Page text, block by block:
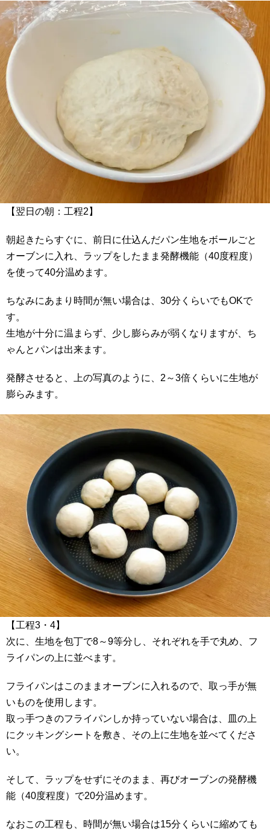
【翌日の朝：工程2】
朝起きたらすぐに、前日に仕込んだパン生地をボールごと
オーブンに入れ、ラップをしたまま発酵機能（40度程度）
を使って40分温めます。
ちなみにあまり時間が無い場合は、30分くらいでもOKで
す。
生地が十分に温まらず、少し膨らみが弱くなりますが、ち
ゃんとパンは出来ます。
発酵させると、上の写真のように、2～3倍くらいに生地が
膨らみます。
【工程3・4】
次に、生地を包丁で8～9等分し、それぞれを手で丸め、フ
ライパンの上に並べます。
フライパンはこのままオーブンに入れるので、取っ手が無
いものを使用します。
取っ手つきのフライパンしか持っていない場合は、皿の上
にクッキングシートを敷き、その上に生地を並べてくださ
い。
そして、ラップをせずにそのまま、再びオーブンの発酵機
能（40度程度）で20分温めます。
なおこの工程も、時間が無い場合は15分くらいに縮めても